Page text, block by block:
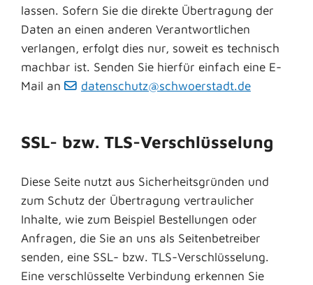
lassen. Sofern Sie die direkte Übertragung der
Daten an einen anderen Verantwortlichen
verlangen, erfolgt dies nur, soweit es technisch
machbar ist. Senden Sie hierfür einfach eine E-
Mail an
datenschutz@schwoerstadt.de
SSL- bzw. TLS-Verschlüsselung
Diese Seite nutzt aus Sicherheitsgründen und
zum Schutz der Übertragung vertraulicher
Inhalte, wie zum Beispiel Bestellungen oder
Anfragen, die Sie an uns als Seitenbetreiber
senden, eine SSL- bzw. TLS-Verschlüsselung.
Eine verschlüsselte Verbindung erkennen Sie